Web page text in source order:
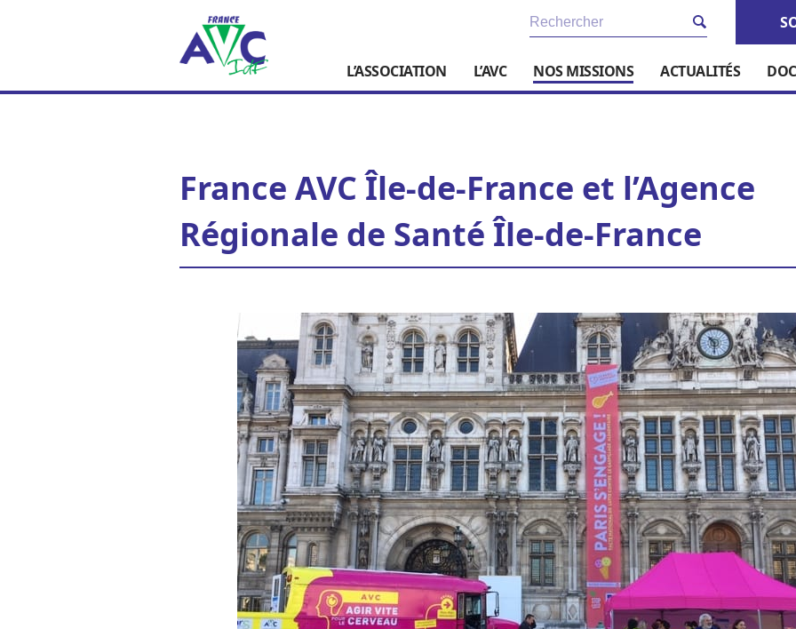
L’ASSOCIATION L’AVC NOS MISSIONS ACTUALITÉS
France AVC Île-de-France et l’Agence
Régionale de Santé Île-de-France